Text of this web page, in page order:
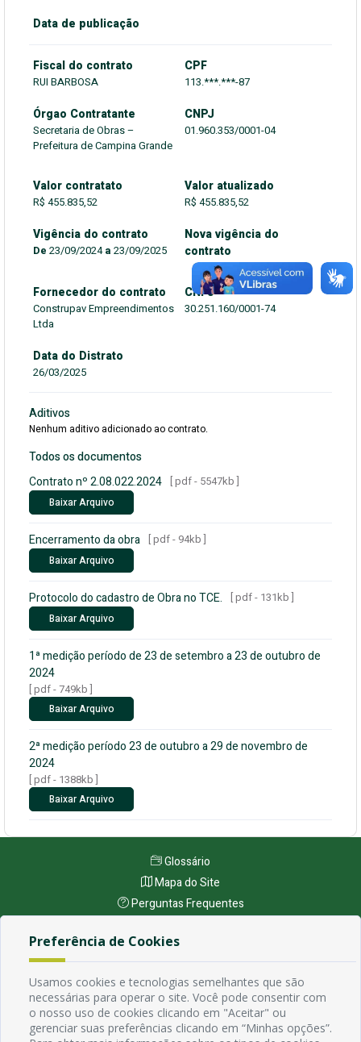
Data de publicação
Fiscal do contrato
RUI BARBOSA
CPF
113.***.***-87
Órgao Contratante
Secretaria de Obras –
Prefeitura de Campina Grande
CNPJ
01.960.353/0001-04
Valor contratato
R$ 455.835,52
Valor atualizado
R$ 455.835,52
Vigência do contrato
De 23/09/2024a 23/09/2025
Nova vigência do
contrato
Fornecedor do contrato
Construpav Empreendimentos
Ltda
CNPJ
30.251.160/0001-74
Data do Distrato
26/03/2025
Aditivos
Nenhum aditivo adicionado ao contrato.
Todos os documentos
Contrato nº 2.08.022.2024 [ pdf - 5547kb ]
Baixar Arquivo
Encerramento da obra [ pdf - 94kb ]
Baixar Arquivo
Protocolo do cadastro de Obra no TCE. [ pdf - 131kb ]
Baixar Arquivo
1ª medição período de 23 de setembro a 23 de outubro de
2024
[ pdf - 749kb ]
Baixar Arquivo
2ª medição período 23 de outubro a 29 de novembro de
2024
[ pdf - 1388kb ]
Baixar Arquivo
Endereço
Avenida Rio Branco, 484 - Prata, Campina Grande - PB
Contato
Glossário
Mapa do Site
Perguntas Frequentes
Política de Privacidade
Preferência de Cookies
Usamos cookies e tecnologias semelhantes que são
necessárias para operar o site. Você pode consentir com
o nosso uso de cookies clicando em "Aceitar" ou
gerenciar suas preferências clicando em “Minhas opções”.